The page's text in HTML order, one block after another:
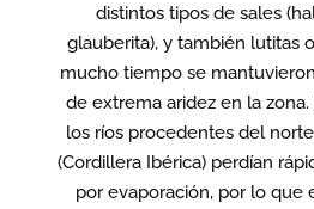
distintos tipos de sales
glauberita), y también lutitas
mucho tiempo se
de extrema aridez en la
los ríos procedentes del
(Cordillera Ibérica) perdían
por evaporación, por lo que